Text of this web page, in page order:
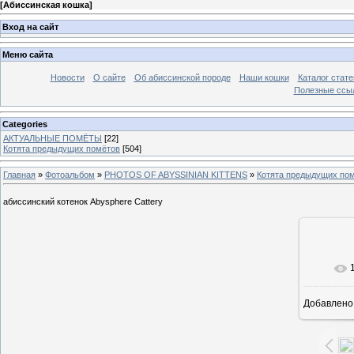
[Абиссинская кошка]
Вход на сайт
Меню сайта
Новости О сайте Об абиссинской породе Наши кошки
Каталог
Полезные
Categories
АКТУАЛЬНЫЕ ПОМЁТЫ [22]
Котята предыдущих помётов [504]
Главная » Фотоальбом » PHOTOS OF ABYSSINIAN KITTENS » Котята предыдущих
абиссинский котенок Abysphere Cattery
В
Добавлено